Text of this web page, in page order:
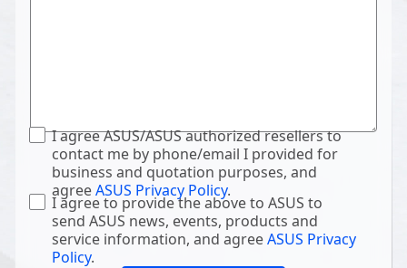
I agree ASUS/ASUS authorized resellers to
contact me by phone/email I provided for
business and quotation purposes, and
agreeASUS Privacy Policy.
I agree to provide the above to ASUS to
send ASUS news, events, products and
service information, and agreeASUS Privacy
Policy.